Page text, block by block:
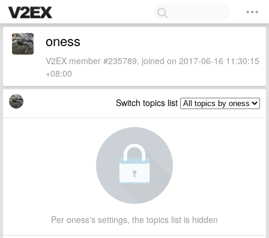
oness
V2EX member #235789, joined on 2017-06-16 11:30:15
+08:00
Switch topics list
Per oness's settings, the topics list is hidden